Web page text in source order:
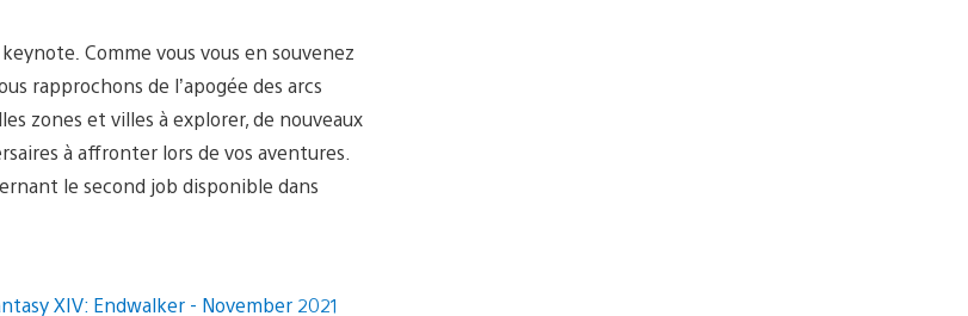
keynote Comme vous vous en souvenez
rapprochons de l’apogée des arcs
zones et villes à explorer, de nouveaux
à affronter lors de vos aventures.
le second job disponible dans